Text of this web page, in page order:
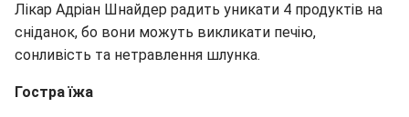
Лікар Адріан Шнайдер радить уникати 4 продуктів на
сніданок, бо вони можуть викликати печію,
сонливість та нетравлення шлунка.
Гостра їжа